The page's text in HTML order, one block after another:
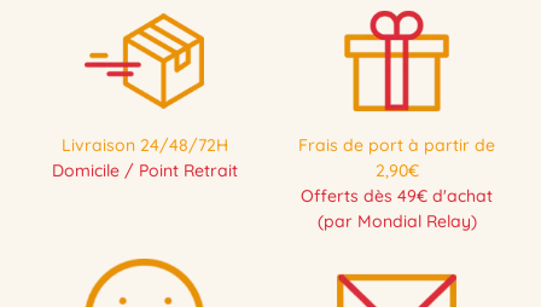
Livraison 24/48/72H
Domicile / Point Retrait
Frais de port à partir de
2,90€
Offerts dès 49€ d'achat
(par Mondial Relay)